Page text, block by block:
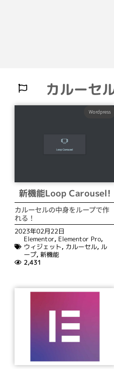
カルーセ
Wordpress
新機能Loop Carousel!
カルーセルの中身をループで作
れる！
2023年02月22日
Elementor, Elementor Pro,
ウィジェット, カルーセル, ル
ープ, 新機能
2,431